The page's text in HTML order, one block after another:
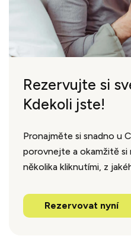
Rezervujte si
Kdekoli jste!
Pronajměte si snadno u
porovnejte a okamžitě
několika kliknutími, z
Rezervovat nyní